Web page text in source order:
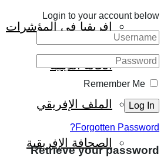
إفريقيا في المؤشرات
الحالة الدينية
الملف الإفريقي
الصحافة الإفريقية
Login to your account below
Remember Me
Forgotten Password?
Retrieve your password